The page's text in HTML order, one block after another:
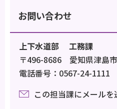
お問い合わせ
上下水道部 工務課
〒496-8686 愛知県津島
電話番号：0567-24-1111
この担当課にメールを